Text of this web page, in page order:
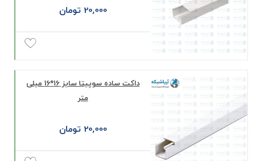
20,000 تومان
داکت ساده سوپیتا سایز 16*16 میلی‌
متر
20,000 تومان